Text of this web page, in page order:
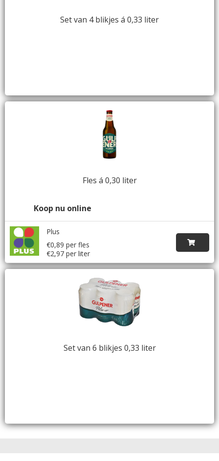
Set van 4 blikjes á 0,33 liter
Fles á 0,30 liter
Koop nu online
Plus
€0,89 per fles
€2,97 per liter
Set van 6 blikjes 0,33 liter